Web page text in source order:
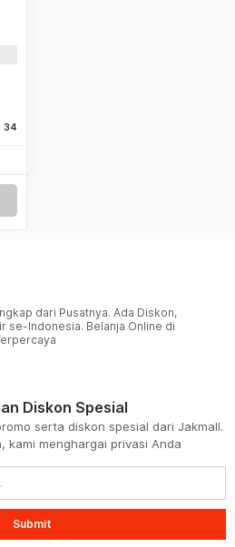
34
dari Pusatnya. Ada Diskon,
se-Indonesia. Belanja Online di
Diskon Spesial
serta diskon spesial dari Jakmall.
kami menghargai privasi Anda
Submit